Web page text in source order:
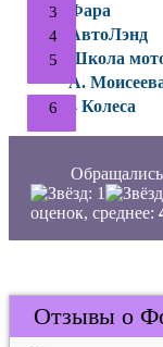
Фара
АвтоЛэнд
Школа
А.
4 Колеса
оценок, среднее:
Отзывы о